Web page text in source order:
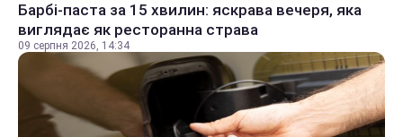
Барбі-паста за 15 хвилин: яскрава вечеря, яка
виглядає як ресторанна страва
09 серпня 2026, 14:34